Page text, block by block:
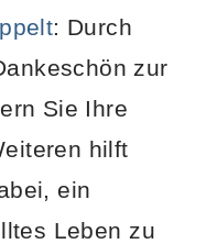
: Durch
zur
Sie Ihre
hilft
ein
Leben zu